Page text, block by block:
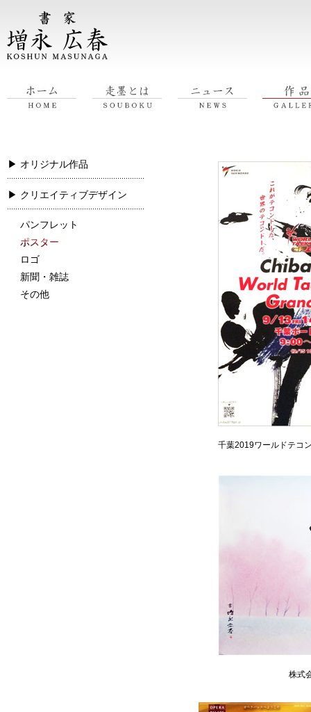
▶ オリジナル作品
文字
花
人
躍動（スポーツ）
ときめき
風景
動物
▶ クリエイティブデザイン
パンフレット
ポスター
ロゴ
新聞・雑誌
その他
ポスター
千葉2019ワールドテコ
株式